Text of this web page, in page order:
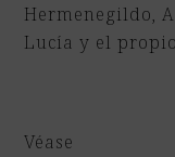
Hermenegildo,
Lucía y el
Véase